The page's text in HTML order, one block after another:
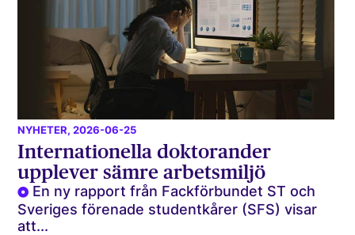
NYHETER, 2026-06-25
Internationella doktorander
upplever sämre arbetsmiljö
En ny rapport från Fackförbundet ST och
Sveriges förenade studentkårer (SFS) visar
att...